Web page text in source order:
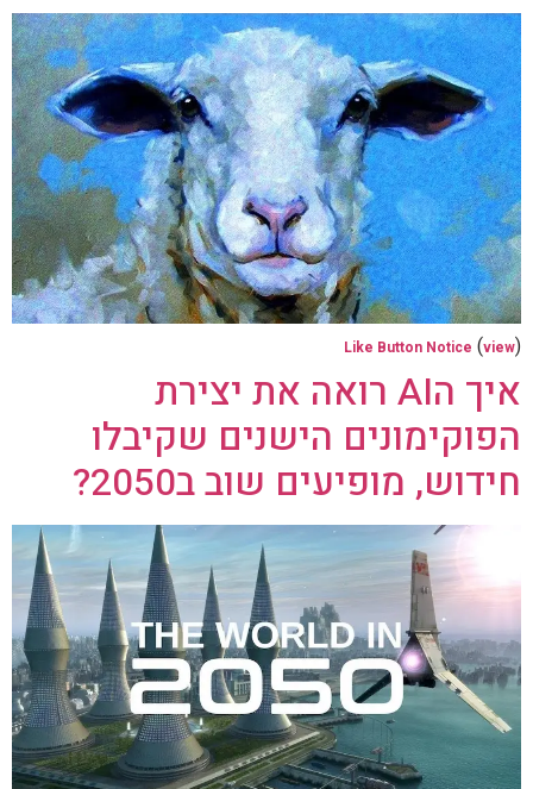
Like Button Notice (view)
איך הAI רואה את יצירת
הפוקימונים הישנים שקיבלו
חידוש, מופיעים שוב ב2050?